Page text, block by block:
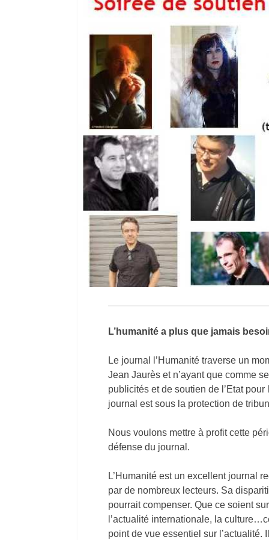
L’humanité a plus que jamais
Le journal l’Humanité traverse un
Jean Jaurès et n’ayant que comme
publicités et de soutien de l’Etat
journal est sous la protection de
Nous voulons mettre à profit cette
défense du journal.
L’Humanité est un excellent journal
par de nombreux lecteurs. Sa
pourrait compenser. Que ce soient
l’actualité internationale, la
point de vue essentiel sur